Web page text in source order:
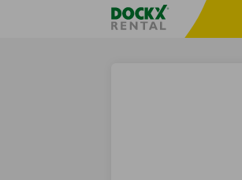
sitename